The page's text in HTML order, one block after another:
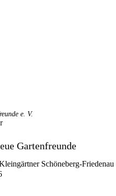
e. V.
Gartenfreunde
Schöneberg-Friedenau